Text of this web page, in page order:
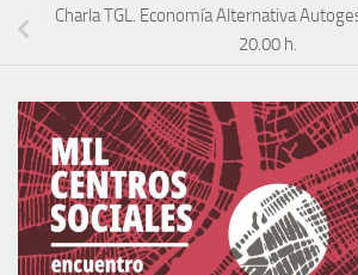
Charla TGL. Economía Alternativa
20.00 h.